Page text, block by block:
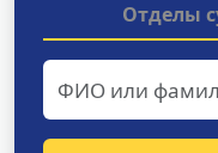
Отделы